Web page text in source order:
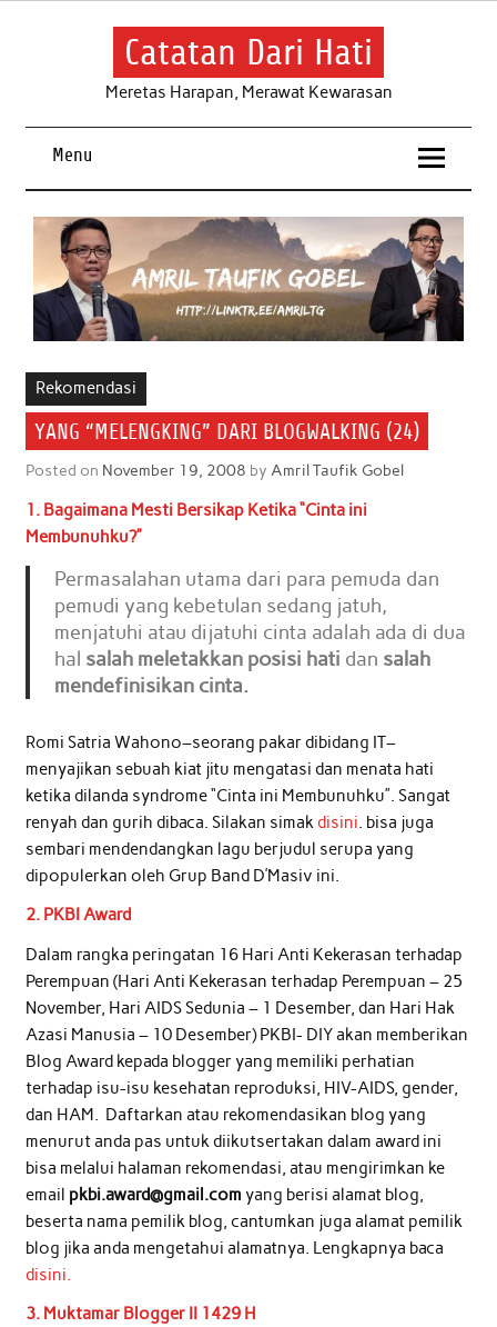
Skip
Catatan Dari Hati
Meretas Harapan, Merawat Kewarasan
Menu
Rekomendasi
YANG “MELENGKING” DARI BLOGWALKING (24)
Posted on November 19, 2008 by Amril Taufik Gobel
1. Bagaimana Mesti Bersikap Ketika “Cinta ini
Membunuhku?”
Permasalahan utama dari para pemuda dan
pemudi yang kebetulan sedang jatuh,
menjatuhi atau dijatuhi cinta adalah ada di dua
hal salah meletakkan posisi hati dan salah
mendefinisikan cinta.
Romi Satria Wahono–seorang pakar dibidang IT–
menyajikan sebuah kiat jitu mengatasi dan menata hati
ketika dilanda syndrome “Cinta ini Membunuhku”. Sangat
renyah dan gurih dibaca. Silakan simakdisini. bisa juga
sembari mendendangkan lagu berjudul serupa yang
dipopulerkan oleh Grup Band D’Masiv ini.
2. PKBI Award
Dalam rangka peringatan 16 Hari Anti Kekerasan terhadap
Perempuan (Hari Anti Kekerasan terhadap Perempuan – 25
November, Hari AIDS Sedunia – 1 Desember, dan Hari Hak
Azasi Manusia – 10 Desember) PKBI- DIY akan memberikan
Blog Award kepada blogger yang memiliki perhatian
terhadap isu-isu kesehatan reproduksi, HIV-AIDS, gender,
dan HAM. Daftarkan atau rekomendasikan blog yang
menurut anda pas untuk diikutsertakan dalam award ini
bisa melalui halaman rekomendasi, atau mengirimkan ke
email pkbi.award@gmail.com yang berisi alamat blog,
beserta nama pemilik blog, cantumkan juga alamat pemilik
blog jika anda mengetahui alamatnya. Lengkapnya baca
disini.
3. Muktamar Blogger II 1429 H